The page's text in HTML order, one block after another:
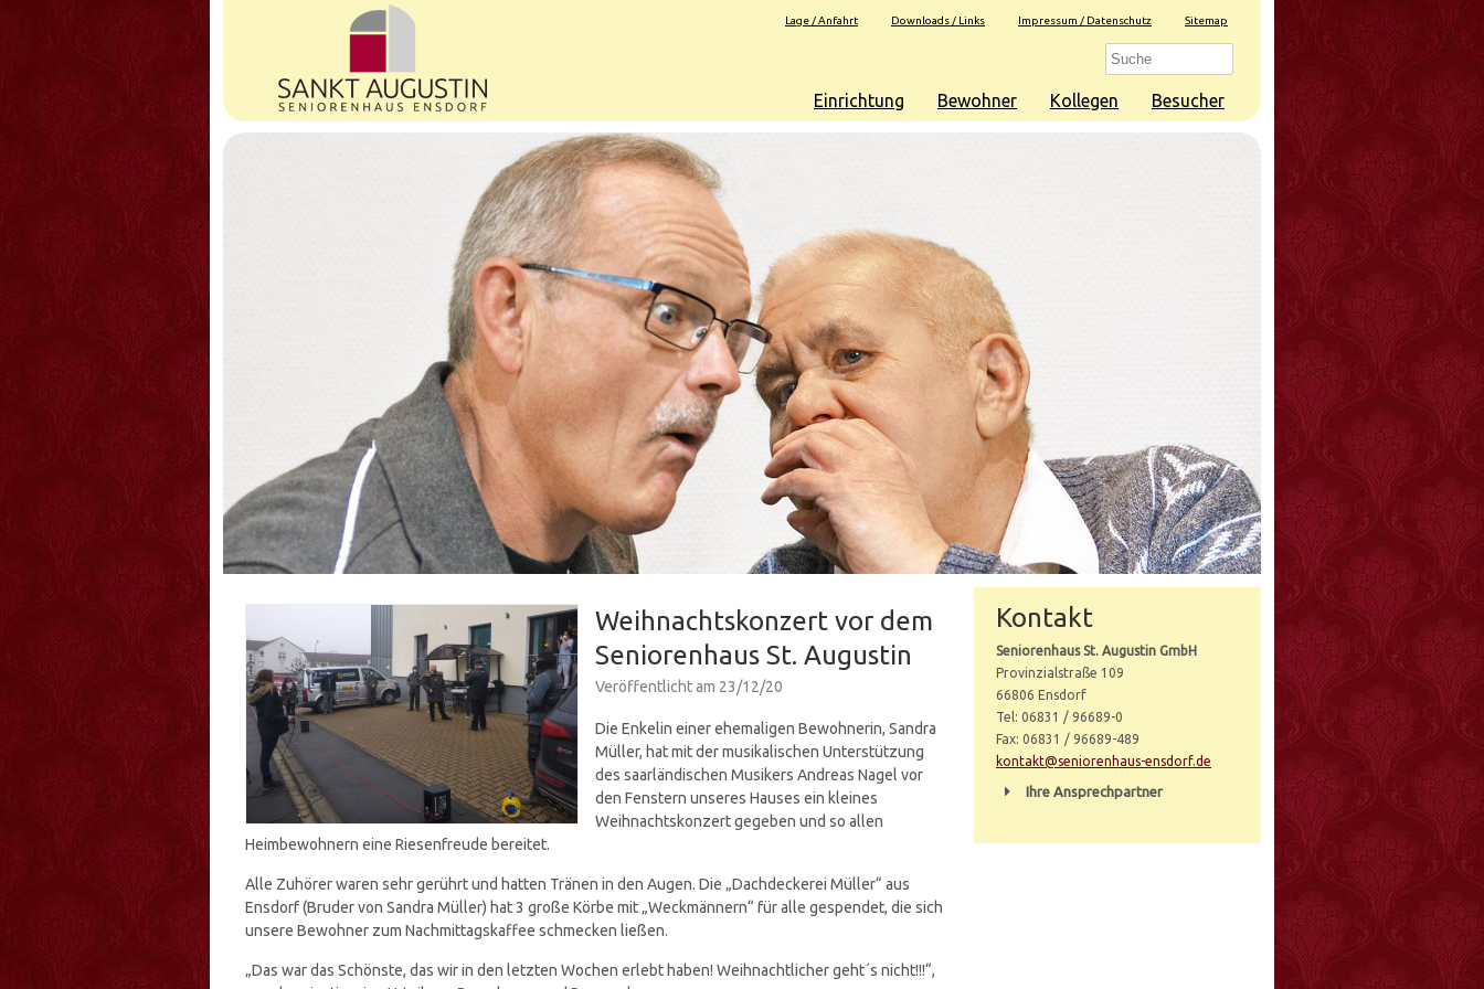
Lage / Anfahrt Downloads / Links Impressum / Datenschutz Sitemap
Einrichtung Bewohner Kollegen Besucher
Weihnachtskonzert vor dem
Seniorenhaus St. Augustin
Veröffentlicht am 23/12/20
Die Enkelin einer ehemaligen Bewohnerin, Sandra
Müller, hat mit der musikalischen Unterstützung
des saarländischen Musikers Andreas Nagel vor
den Fenstern unseres Hauses ein kleines
Weihnachtskonzert gegeben und so allen
Heimbewohnern eine Riesenfreude bereitet.
Alle Zuhörer waren sehr gerührt und hatten Tränen in den Augen. Die „Dachdeckerei Müller“ aus
Ensdorf (Bruder von Sandra Müller) hat 3 große Körbe mit „Weckmännern“ für alle gespendet, die sich
unsere Bewohner zum Nachmittagskaffee schmecken ließen.
„Das war das Schönste, das wir in den letzten Wochen erlebt haben! Weihnachtlicher geht´s nicht!!!“,
Kontakt
Seniorenhaus St. Augustin GmbH
Provinzialstraße 109
66806 Ensdorf
Tel: 06831 / 96689-0
Fax: 06831 / 96689-489
kontakt@seniorenhaus-ensdorf.de
Ihre Ansprechpartner